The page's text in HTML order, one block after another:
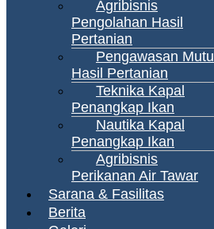
Agribisnis
Pengolahan Hasil
Pertanian
Pengawasan Mutu
Hasil Pertanian
Teknika Kapal
Penangkap Ikan
Nautika Kapal
Penangkap Ikan
Agribisnis
Perikanan Air Tawar
Sarana & Fasilitas
Berita